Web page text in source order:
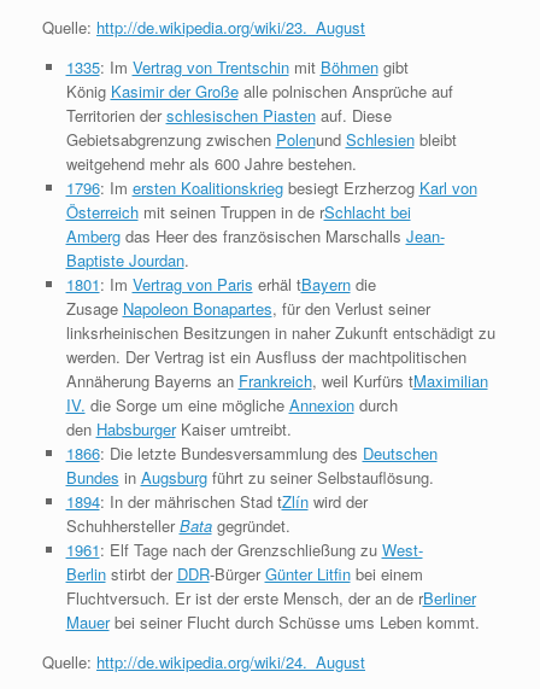
Quelle: http://de.wikipedia.org/wiki/23._August
1335: Im Vertrag von Trentschinmit Böhmengibt
König Kasimir der Großealle polnischen Ansprüche auf
Territorien derschlesischen Piastenauf. Diese
Gebietsabgrenzung zwischen Polenund Schlesienbleibt
weitgehend mehr als 600 Jahre bestehen.
1796: Im ersten Koalitionskriegbesiegt Erzherzog Karl von
Österreichmit seinen Truppen in de rSchlacht bei
Ambergdas Heer des französischen Marschalls Jean-
Baptiste Jourdan.
1801: Im Vertrag von Paris erhäl tBayerndie
Zusage Napoleon Bonapartes, für den Verlust seiner
linksrheinischen Besitzungen in naher Zukunft entschädigt zu
werden. Der Vertrag ist ein Ausfluss der machtpolitischen
Annäherung Bayerns an Frankreich, weil Kurfürs tMaximilian
IV. die Sorge um eine mögliche Annexiondurch
den HabsburgerKaiser umtreibt.
1866: Die letzte Bundesversammlung des Deutschen
Bundes in Augsburgführt zu seiner Selbstauflösung.
1894: In der mährischen Stad tZlínwird der
SchuhherstellerBata gegründet.
1961: Elf Tage nach der Grenzschließung zu West-
Berlinstirbt der DDR-BürgerGünter Litfinbei einem
Fluchtversuch. Er ist der erste Mensch, der an de rBerliner
Mauerbei seiner Flucht durch Schüsse ums Leben kommt.
Quelle: http://de.wikipedia.org/wiki/24._August